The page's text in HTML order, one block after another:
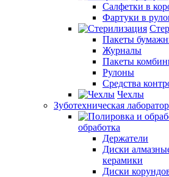
Салфетки в
Фартуки в
Пакеты
Журналы
Пакеты
Рулоны
Средства
Чехлы
Зуботехническая
обработка
Держатели
Диски
керамики
Диски